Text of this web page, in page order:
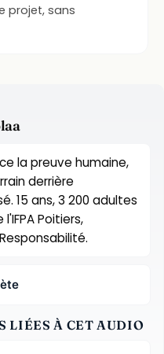
projet, sans
la preuve humaine,
derrière
15 ans, 3 200 adultes
Poitiers,
LIÉES À CET AUDIO